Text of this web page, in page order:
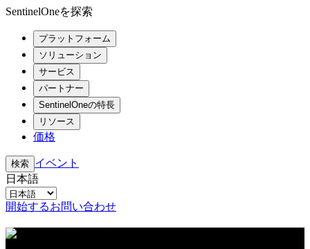
SentinelOneを探索
プラットフォーム
ソリューション
サービス
パートナー
SentinelOneの特長
リソース
価格
検索 イベント
日本語
開始するお問い合わせ
リソースセンター